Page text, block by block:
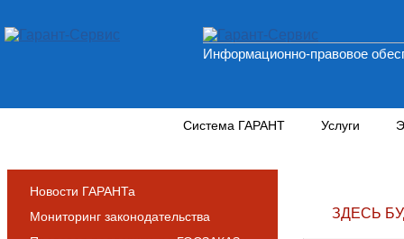
Информационно-правовое
Система ГАРАНТ Услуги
Новости ГАРАНТа
Мониторинг законодательства
ЗДЕСЬ